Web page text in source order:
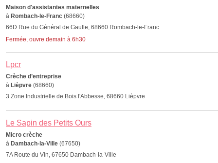
Maison d'assistantes maternelles
à Rombach-le-Franc (68660)
66D Rue du Général de Gaulle, 68660 Rombach-le-Franc
Fermée, ouvre demain à 6h30
Lpcr
Crèche d’entreprise
à Lièpvre (68660)
3 Zone Industrielle de Bois l'Abbesse, 68660 Lièpvre
Le Sapin des Petits Ours
Micro crèche
à Dambach-la-Ville (67650)
7A Route du Vin, 67650 Dambach-la-Ville